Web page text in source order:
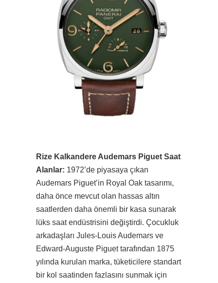
Rize Kalkandere Audemars Piguet Saat
Alanlar: 1972’de piyasaya çıkan
Audemars Piguet’in Royal Oak tasarımı,
daha önce mevcut olan hassas altın
saatlerden daha önemli bir kasa sunarak
lüks saat endüstrisini değiştirdi. Çocukluk
arkadaşları Jules-Louis Audemars ve
Edward-Auguste Piguet tarafından 1875
yılında kurulan marka, tüketicilere standart
bir kol saatinden fazlasını sunmak için